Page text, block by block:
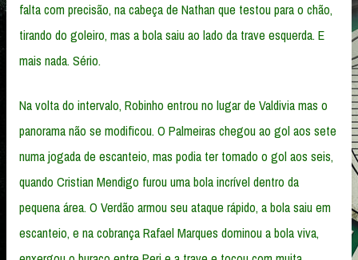
falta com precisão, na cabeça de Nathan que testou para o chão,
tirando do goleiro, mas a bola saiu ao lado da trave esquerda. E
mais nada. Sério.
Na volta do intervalo, Robinho entrou no lugar de Valdivia mas o
panorama não se modificou. O Palmeiras chegou ao gol aos sete
numa jogada de escanteio, mas podia ter tomado o gol aos seis,
quando Cristian Mendigo furou uma bola incrível dentro da
pequena área. O Verdão armou seu ataque rápido, a bola saiu em
escanteio, e na cobrança Rafael Marques dominou a bola viva,